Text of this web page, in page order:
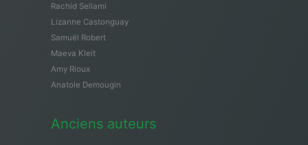
Rachid Sellami
Lizanne Castonguay
Samuël Robert
Maeva Kleit
Amy Rioux
Anatole Demougin
Anciens auteurs